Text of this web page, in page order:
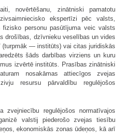
novērtēšanu, zinātniski pamatotu
ekspertīzi pēc valsts,
personu pasūtījuma veic valsts
drošības, dzīvnieku veselības un vides
— institūts) vai citas juridiskās
šāds darbības virziens un kuru
izvērtē institūts. Prasības zinātniski
nosakāmas attiecīgos zvejas
resursu pārvaldību regulējošos
zvejniecību regulējošos normatīvajos
valstij piederošo zvejas tiesību
ekonomiskās zonas ūdeņos, kā arī